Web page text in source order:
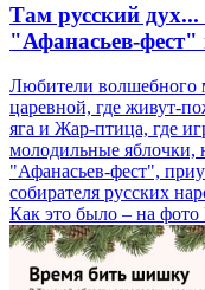
Там русский
"Афанасьев-
Любители волшебного
царевной, где живут-
яга и Жар-птица, где
молодильные яблочки,
"Афанасьев-фест",
собирателя русских
Как это было – на